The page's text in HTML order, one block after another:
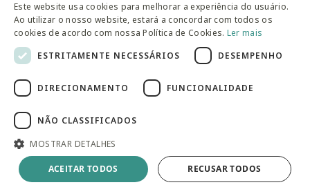
Cadeira com Braço Fuanti -
Freijó
R$ 2.439,00
Cadeira Durin - Marrom e
Natural
Preço reduzido de
R$ 524,90 para
R$ 499,90
Este website usa cookies para melhorar a experiência do usuário.
Ao utilizar o nosso website, estará a concordar com todos os
cookies de acordo com nossa Política de Cookies. Ler mais
ESTRITAMENTE NECESSÁRIOS
DESEMPENHO
DIRECIONAMENTO FUNCIONALIDADE
NÃO CLASSIFICADOS
MOSTRAR DETALHES
ACEITAR TODOS RECUSAR TODOS